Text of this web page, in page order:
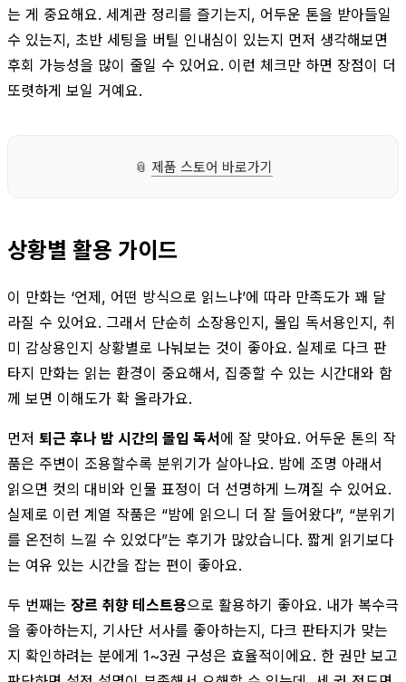
는 게 중요해요. 세계관 정리를 즐기는지, 어두운 톤을 받아들일
수 있는지, 초반 세팅을 버틸 인내심이 있는지 먼저 생각해보면
후회 가능성을 많이 줄일 수 있어요. 이런 체크만 하면 장점이 더
또렷하게 보일 거예요.
📎 제품 스토어 바로가기
상황별 활용 가이드
이 만화는 ‘언제, 어떤 방식으로 읽느냐’에 따라 만족도가 꽤 달
라질 수 있어요. 그래서 단순히 소장용인지, 몰입 독서용인지, 취
미 감상용인지 상황별로 나눠보는 것이 좋아요. 실제로 다크 판
타지 만화는 읽는 환경이 중요해서, 집중할 수 있는 시간대와 함
께 보면 이해도가 확 올라가요.
먼저 퇴근 후나 밤 시간의 몰입 독서에 잘 맞아요. 어두운 톤의 작
품은 주변이 조용할수록 분위기가 살아나요. 밤에 조명 아래서
읽으면 컷의 대비와 인물 표정이 더 선명하게 느껴질 수 있어요.
실제로 이런 계열 작품은 “밤에 읽으니 더 잘 들어왔다”, “분위기
를 온전히 느낄 수 있었다”는 후기가 많았습니다. 짧게 읽기보다
는 여유 있는 시간을 잡는 편이 좋아요.
두 번째는 장르 취향 테스트용으로 활용하기 좋아요. 내가 복수극
을 좋아하는지, 기사단 서사를 좋아하는지, 다크 판타지가 맞는
지 확인하려는 분에게 1~3권 구성은 효율적이에요. 한 권만 보고